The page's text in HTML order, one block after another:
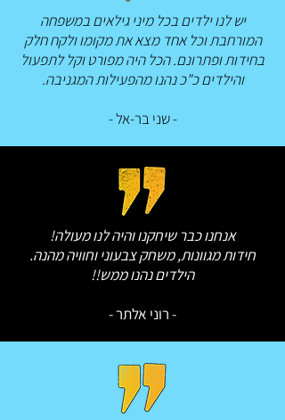
יש לנו ילדים בכל מיני גילאים במשפחה
המורחבת וכל אחד מצא את מקומו ולקח חלק
בחידות ופתרונם. הכל היה מפורט וקל לתפעול
והילדים כ"כ נהנו מהפעילות המגניבה.
- שני בר-אל -
אנחנו כבר שיחקנו והיה לנו מעולה!
חידות מגוונות, משחק צבעוני וחוויה מהנה.
הילדים נהנו ממש!!
- רוני אלתר -